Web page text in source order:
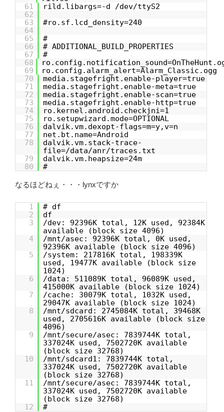
61
rild.libargs=-d /dev/ttyS2
62
63
#ro.sf.lcd_density=240
64
65
#
66
# ADDITIONAL_BUILD_PROPERTIES
67
#
68
69
ro.config.alarm_alert=Alarm_Classic.ogg
70
media.stagefright.enable-player=true
71
media.stagefright.enable-meta=true
72
media.stagefright.enable-scan=true
73
media.stagefright.enable-http=true
74
ro.kernel.android.checkjni=1
75
ro.setupwizard.mode=OPTIONAL
76
dalvik.vm.dexopt-flags=m=y,v=n
77
net.bt.name=Android
78
dalvik.vm.stack-trace-
file=/data/anr/traces.txt
79
dalvik.vm.heapsize=24m
80
#
なるほどねぇ・・・lynxですか
1
# df
2
df
3
/dev: 92396K total, 12K used, 92384K
available (block size 4096)
4
/mnt/asec: 92396K total, 0K used,
92396K available (block size 4096)
5
/system: 217816K total, 198339K
used, 19477K available (block size
1024)
6
/data: 511089K total, 96089K used,
415000K available (block size 1024)
7
/cache: 30079K total, 1032K used,
29047K available (block size 1024)
8
/mnt/sdcard: 2745084K total, 39468K
used, 2705616K available (block size
4096)
9
/mnt/secure/asec: 7839744K total,
337024K used, 7502720K available
(block size 32768)
10
/mnt/sdcard1: 7839744K total,
337024K used, 7502720K available
(block size 32768)
11
/mnt/secure/asec: 7839744K total,
337024K used, 7502720K available
(block size 32768)
12
#